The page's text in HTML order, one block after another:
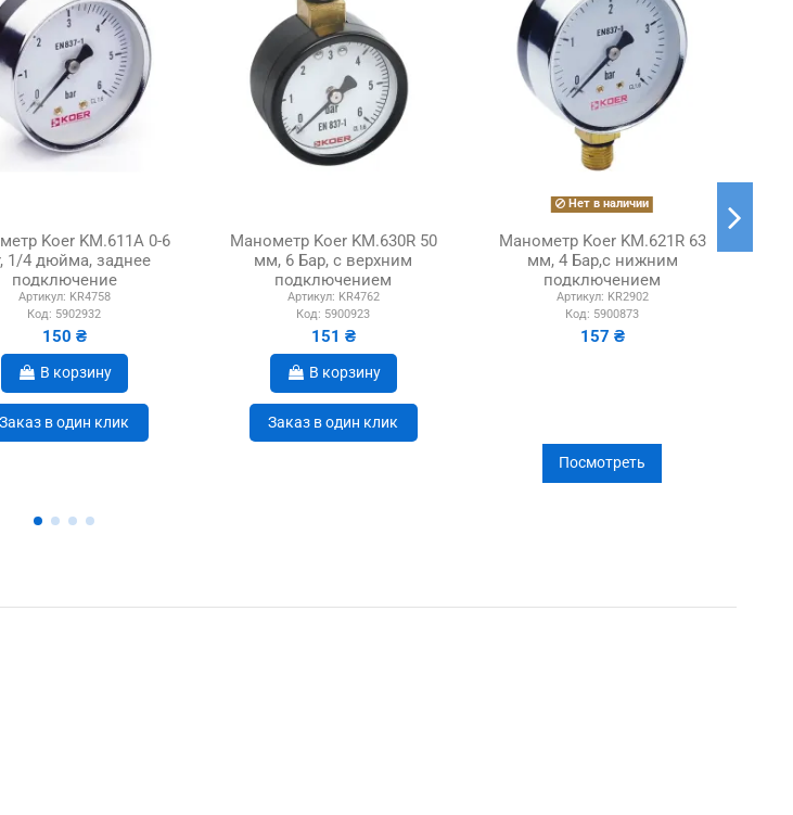
Koer KM.611A 0-6
1/4 дюйма, заднее
подключение
Артикул: KR4758
Код: 5902932
150 ₴
В корзину
Заказ в один клик
Манометр Koer KM.630R 50
мм, 6 Бар, с верхним
подключением
Артикул: KR4762
Код: 5900923
151 ₴
В корзину
Заказ в один клик
Нет в наличии
Манометр Koer KM.621R 63
мм, 4 Бар,с нижним
подключением
Артикул: KR2902
Код: 5900873
157 ₴
Посмотреть